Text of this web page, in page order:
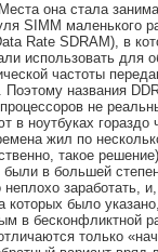
она стала
SIMM маленького
Rate SDRAM), в
использовать
частоты
названия
не
ноутбуках
жил по
такое
в большей
заработать,
было
бесконфликтной
только